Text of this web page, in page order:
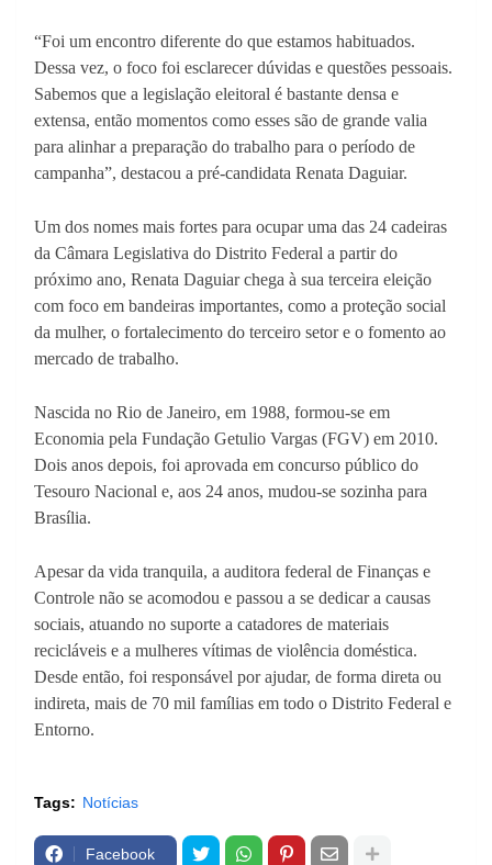
“Foi um encontro diferente do que estamos habituados.
Dessa vez, o foco foi esclarecer dúvidas e questões pessoais.
Sabemos que a legislação eleitoral é bastante densa e
extensa, então momentos como esses são de grande valia
para alinhar a preparação do trabalho para o período de
campanha”, destacou a pré-candidata Renata Daguiar.
Um dos nomes mais fortes para ocupar uma das 24 cadeiras
da Câmara Legislativa do Distrito Federal a partir do
próximo ano, Renata Daguiar chega à sua terceira eleição
com foco em bandeiras importantes, como a proteção social
da mulher, o fortalecimento do terceiro setor e o fomento ao
mercado de trabalho.
Nascida no Rio de Janeiro, em 1988, formou-se em
Economia pela Fundação Getulio Vargas (FGV) em 2010.
Dois anos depois, foi aprovada em concurso público do
Tesouro Nacional e, aos 24 anos, mudou-se sozinha para
Brasília.
Apesar da vida tranquila, a auditora federal de Finanças e
Controle não se acomodou e passou a se dedicar a causas
sociais, atuando no suporte a catadores de materiais
recicláveis e a mulheres vítimas de violência doméstica.
Desde então, foi responsável por ajudar, de forma direta ou
indireta, mais de 70 mil famílias em todo o Distrito Federal e
Entorno.
Tags: Notícias
Facebook